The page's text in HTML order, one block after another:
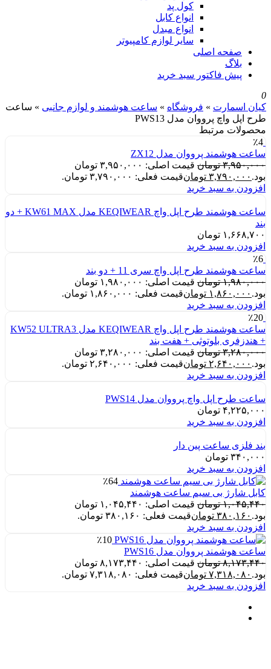
کول پد
انواع کابل
انواع مبدل
سایر لوازم کامپیوتر
صفحه اصلی
بلاگ
پیش فاکتور سبد خرید
0
کیان اسمارت » فروشگاه » ساعت هوشمند و لوازم جانبی » ساعت
طرح اپل واچ پرووان مدل PWS13
محصولات مرتبط
٪4
ساعت هوشمند پرووان مدل ZX12
۳,۹۵۰,۰۰۰ تومان
قیمت اصلی: ۳,۹۵۰,۰۰۰ تومان
بود. ۳,۷۹۰,۰۰۰ تومانقیمت فعلی: ۳,۷۹۰,۰۰۰ تومان.
افزودن به سبد خرید
ساعت هوشمند طرح اپل واچ KEQIWEAR مدل KW61 MAX + دو
بند
۱,۶۶۸,۷۰۰ تومان
افزودن به سبد خرید
٪6
ساعت هوشمند طرح اپل واچ سری 11 + دو بند
۱,۹۸۰,۰۰۰ تومان
قیمت اصلی: ۱,۹۸۰,۰۰۰ تومان
بود. ۱,۸۶۰,۰۰۰ تومانقیمت فعلی: ۱,۸۶۰,۰۰۰ تومان.
افزودن به سبد خرید
٪20
ساعت هوشمند طرح اپل واچ KEQIWEAR مدل KW52 ULTRA3
+ هندزفری بلوتوثی + هفت بند
۳,۲۸۰,۰۰۰ تومان
قیمت اصلی: ۳,۲۸۰,۰۰۰ تومان
بود. ۲,۶۴۰,۰۰۰ تومانقیمت فعلی: ۲,۶۴۰,۰۰۰ تومان.
افزودن به سبد خرید
ساعت طرح اپل واچ پرووان مدل PWS14
۴,۲۲۵,۰۰۰ تومان
افزودن به سبد خرید
بند فلزی ساعت پین دار
۳۴۰,۰۰۰ تومان
افزودن به سبد خرید
٪64
کابل شارژ بی سیم ساعت هوشمند
۱,۰۴۵,۴۴۰ تومان
قیمت اصلی: ۱,۰۴۵,۴۴۰ تومان
بود. ۳۸۰,۱۶۰ تومانقیمت فعلی: ۳۸۰,۱۶۰ تومان.
افزودن به سبد خرید
٪10
ساعت هوشمند پرووان مدل PWS16
۸,۱۷۳,۴۴۰ تومان
قیمت اصلی: ۸,۱۷۳,۴۴۰ تومان
بود. ۷,۳۱۸,۰۸۰ تومانقیمت فعلی: ۷,۳۱۸,۰۸۰ تومان.
افزودن به سبد خرید